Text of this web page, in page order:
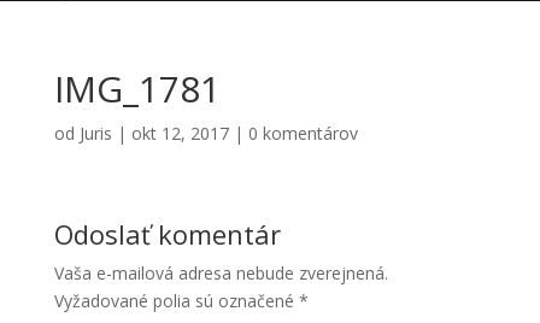
IMG_1781
od Juris | okt 12, 2017| 0 komentárov
Odoslať komentár
Vaša e-mailová adresa nebude zverejnená.
Vyžadované polia sú označené *